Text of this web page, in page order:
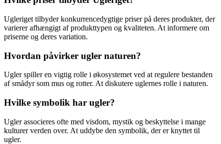
Ugleriget tilbyder konkurrencedygtige priser på deres produkter, der
varierer afhængigt af produkttypen og kvaliteten. At informere om
priserne og deres variation.
Hvordan påvirker ugler naturen?
Ugler spiller en vigtig rolle i økosystemet ved at regulere bestanden
af smådyr som mus og rotter. At diskutere uglernes rolle i naturen.
Hvilke symbolik har ugler?
Ugler associeres ofte med visdom, mystik og beskyttelse i mange
kulturer verden over. At uddybe den symbolik, der er knyttet til
ugler.